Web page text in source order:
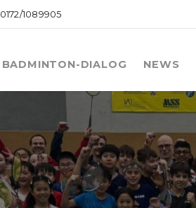
0172/1089905
BADMINTON-DIALOG NEWS